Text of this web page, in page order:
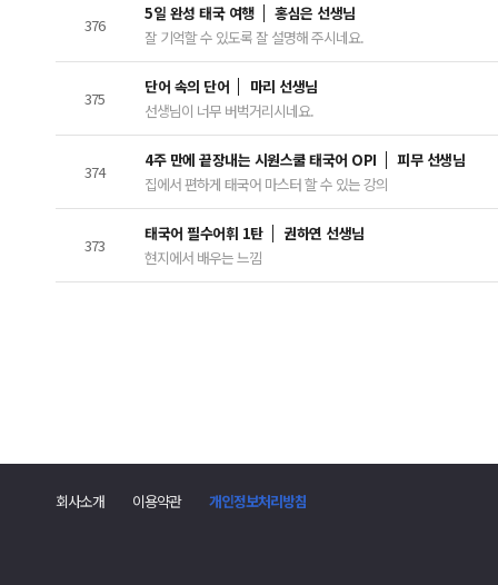
376
5일 완성 태국 여행
홍심은 선생님
잘 기억할 수 있도록 잘 설명해 주시네요.
375
단어 속의 단어
마리 선생님
선생님이 너무 버벅거리시네요.
374
4주 만에 끝장내는 시원스쿨 태국어 OPI
피무 선생님
집에서 편하게 태국어 마스터 할 수 있는 강의
373
태국어 필수어휘 1탄
권하연 선생님
현지에서 배우는 느낌
회사소개 이용약관 개인정보처리방침